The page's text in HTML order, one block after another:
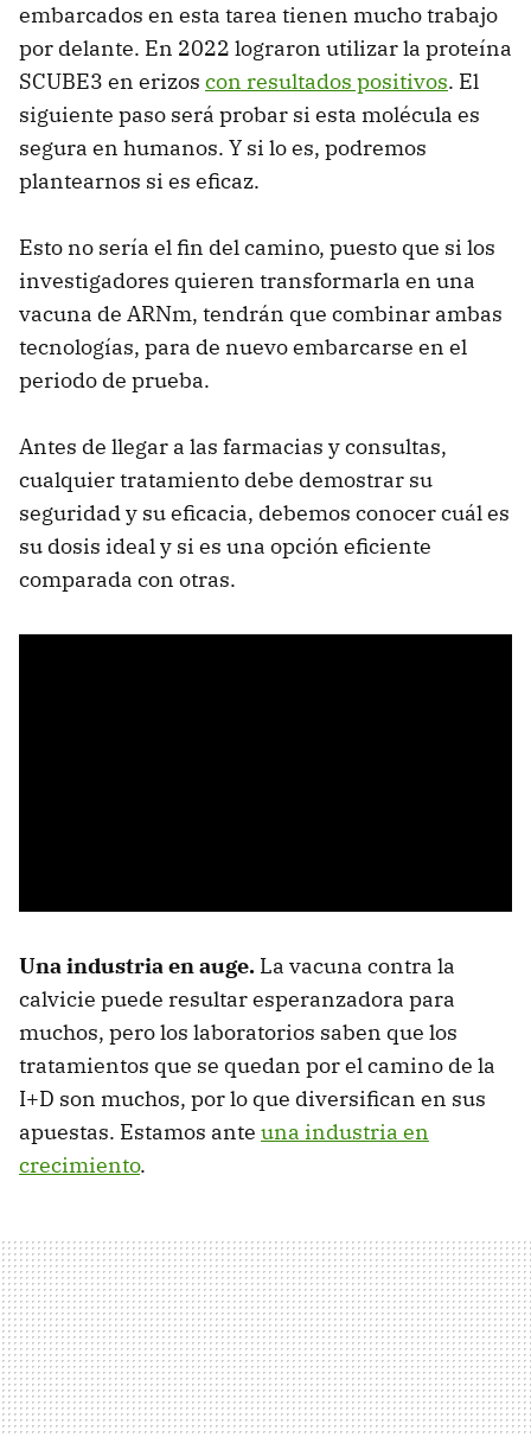
embarcados en esta tarea tienen mucho trabajo
por delante. En 2022 lograron utilizar la proteína
SCUBE3 en erizos con resultados positivos. El
siguiente paso será probar si esta molécula es
segura en humanos. Y si lo es, podremos
plantearnos si es eficaz.
Esto no sería el fin del camino, puesto que si los
investigadores quieren transformarla en una
vacuna de ARNm, tendrán que combinar ambas
tecnologías, para de nuevo embarcarse en el
periodo de prueba.
Antes de llegar a las farmacias y consultas,
cualquier tratamiento debe demostrar su
seguridad y su eficacia, debemos conocer cuál es
su dosis ideal y si es una opción eficiente
comparada con otras.
Una industria en auge. La vacuna contra la
calvicie puede resultar esperanzadora para
muchos, pero los laboratorios saben que los
tratamientos que se quedan por el camino de la
I+D son muchos, por lo que diversifican en sus
apuestas. Estamos ante una industria en
crecimiento.